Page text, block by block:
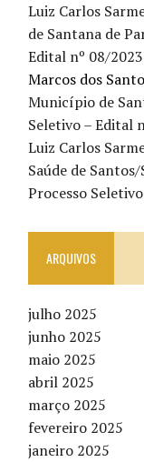
Luiz Carlos
de Santana de
Edital nº 08/2023
Marcos dos
Município de
Seletivo – Edital
Luiz Carlos
Saúde de
Processo
ARQUIVOS
julho 2025
junho 2025
maio 2025
abril 2025
março 2025
fevereiro 2025
janeiro 2025